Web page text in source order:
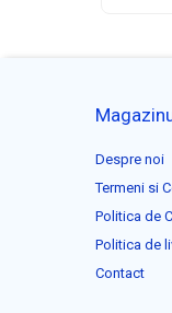
Despre noi
Termeni si
Politica de
Politica de
Contact